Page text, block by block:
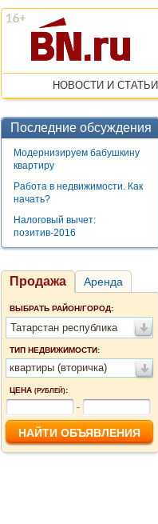
НОВОСТИ И СТАТЬИ
Последние обсуждения
Модернизируем бабушкину
квартиру
Работа в недвижимости. Как
начать?
Налоговый вычет:
позитив-2016
Продажа Аренда
ВЫБРАТЬ РАЙОН/ГОРОД:
Татарстан республика
ТИП НЕДВИЖИМОСТИ:
квартиры (вторичка)
ЦЕНА (РУБЛЕЙ):
-